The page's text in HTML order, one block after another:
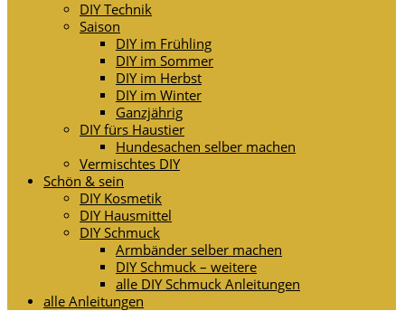
DIY Technik
Saison
DIY im Frühling
DIY im Sommer
DIY im Herbst
DIY im Winter
Ganzjährig
DIY fürs Haustier
Hundesachen selber machen
Vermischtes DIY
Schön & sein
DIY Kosmetik
DIY Hausmittel
DIY Schmuck
Armbänder selber machen
DIY Schmuck – weitere
alle DIY Schmuck Anleitungen
alle Anleitungen